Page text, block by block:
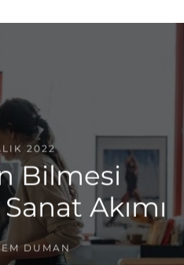
2022
Bilmesi
Akımı
DUMAN